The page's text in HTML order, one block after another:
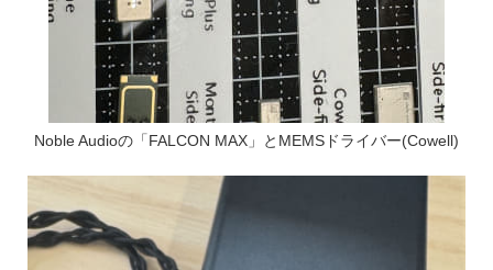
Noble Audioの「FALCON MAX」とMEMSドライバー(Cowell)